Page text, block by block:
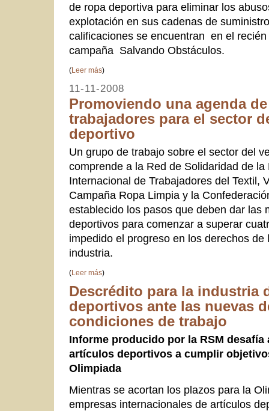
de ropa deportiva para eliminar los
explotación en sus cadenas de
calificaciones se encuentran en el
campaña Salvando Obstáculos.
(Leer más)
11-11-2008
Promoviendo una agenda
trabajadores para el sector
deportivo
Un grupo de trabajo sobre el sector del
comprende a la Red de Solidaridad de
Internacional de Trabajadores del Textil,
Campaña Ropa Limpia y la
establecido los pasos que deben dar las
deportivos para comenzar a superar
impedido el progreso en los derechos de
industria.
(Leer más)
Descrédito para la industria
deportivos ante las nuevas
condiciones de trabajo
Informe producido por la RSM desafía
artículos deportivos a cumplir
Olimpiada
Mientras se acortan los plazos para la
empresas internacionales de artículos